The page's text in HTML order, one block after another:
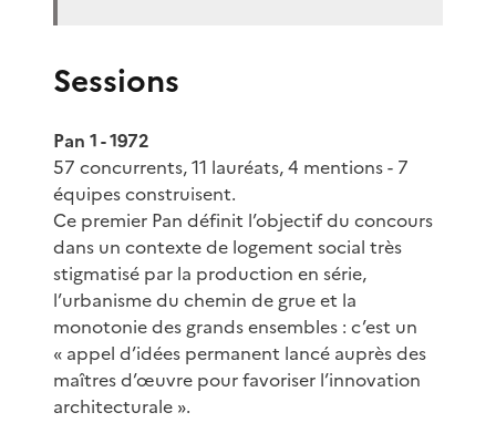
Sessions
Pan 1 - 1972
57 concurrents, 11 lauréats, 4 mentions - 7
équipes construisent.
Ce premier Pan définit l’objectif du concours
dans un contexte de logement social très
stigmatisé par la production en série,
l’urbanisme du chemin de grue et la
monotonie des grands ensembles : c’est un
« appel d’idées permanent lancé auprès des
maîtres d’œuvre pour favoriser l’innovation
architecturale ».